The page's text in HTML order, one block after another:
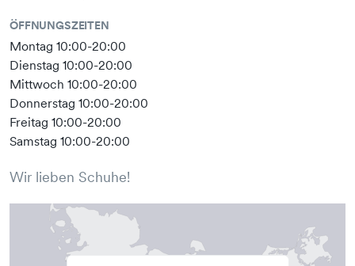
ÖFFNUNGSZEITEN
Montag 10:00-20:00
Dienstag 10:00-20:00
Mittwoch 10:00-20:00
Donnerstag 10:00-20:00
Freitag 10:00-20:00
Samstag 10:00-20:00
Wir lieben Schuhe!